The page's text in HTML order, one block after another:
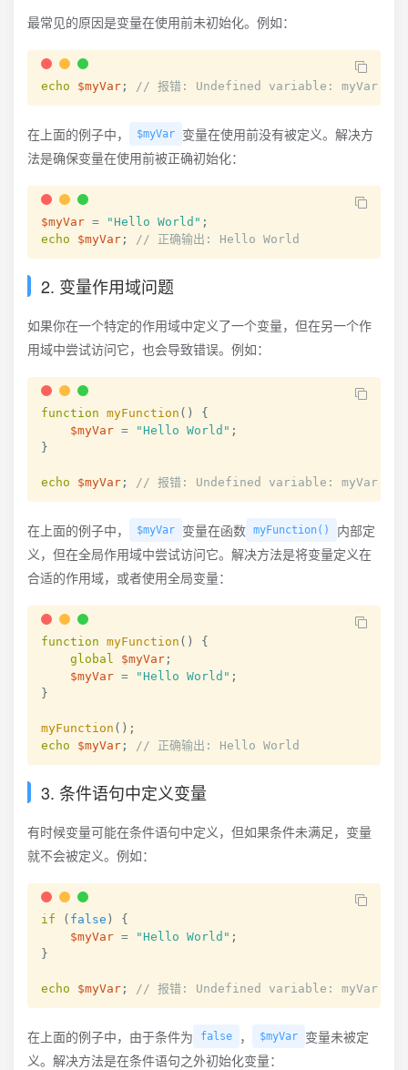
最常见的原因是变量在使用前未初始化。例如：
echo $myVar ; // 报错: Undefined variable: myVar
在上面的例子中， $myVar
变量在使用前没有被定义。解决方
法是确保变量在使用前被正确初始化：
$myVar = "Hello World" ;
echo
$myVar ; // 正确输出: Hello World
2. 变量作用域问题
如果你在一个特定的作用域中定义了一个变量，但在另一个作
用域中尝试访问它，也会导致错误。例如：
function myFunction ( )
{
$myVar = "Hello World" ;
}
echo $myVar ; // 报错: Undefined variable: myVar
在上面的例子中， $myVar 变量在函数 myFunction()
内部定
义，但在全局作用域中尝试访问它。解决方法是将变量定义在
合适的作用域，或者使用全局变量：
function myFunction ( )
{
global
$myVar ;
$myVar = "Hello World" ;
}
myFunction ( ) ;
echo
$myVar ; // 正确输出: Hello World
3. 条件语句中定义变量
有时候变量可能在条件语句中定义，但如果条件未满足，变量
就不会被定义。例如：
if ( false )
{
$myVar = "Hello World" ;
}
echo $myVar ; // 报错: Undefined variable: myVar
在上面的例子中，由于条件为 false ， $myVar
变量未被定
义。解决方法是在条件语句之外初始化变量：